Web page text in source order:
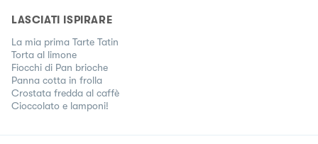
LASCIATI ISPIRARE
La mia prima Tarte Tatin
Torta al limone
Fiocchi di Pan brioche
Panna cotta in frolla
Crostata fredda al caffè
Cioccolato e lamponi!